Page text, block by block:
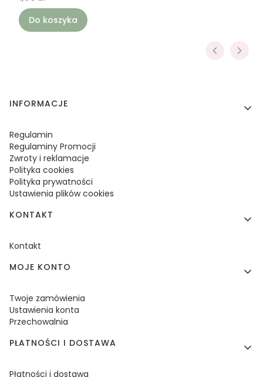
Do koszyka
Linki w stopce
INFORMACJE
Regulamin
Regulaminy Promocji
Zwroty i reklamacje
Polityka cookies
Polityka prywatności
Ustawienia plików cookies
KONTAKT
Kontakt
MOJE KONTO
Twoje zamówienia
Ustawienia konta
Przechowalnia
PŁATNOŚCI I DOSTAWA
Płatności i dostawa